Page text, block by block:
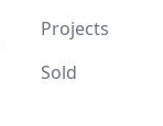
Projects
Sold